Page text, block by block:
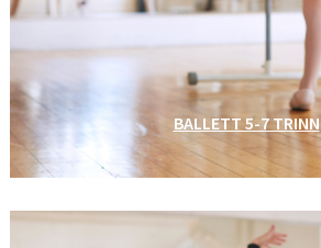
BALLETT 5-7 TRINN